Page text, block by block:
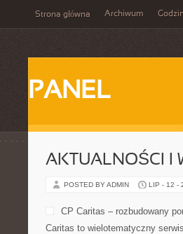
Strona główna Archiwum
PANEL
AKTUALNOŚCI I
POSTED BY ADMIN LIP - 12 -
CP Caritas – rozbudowany
Caritas to wielotematyczny